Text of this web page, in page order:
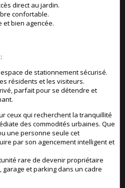
direct au jardin.
confortable.
et bien agencée.
de stationnement sécurisé.
résidents et les visiteurs.
parfait pour se détendre et
ceux qui recherchent la tranquillité
des commodités urbaines. Que
une personne seule cet
par son agencement intelligent et
rare de devenir propriétaire
garage et parking dans un cadre